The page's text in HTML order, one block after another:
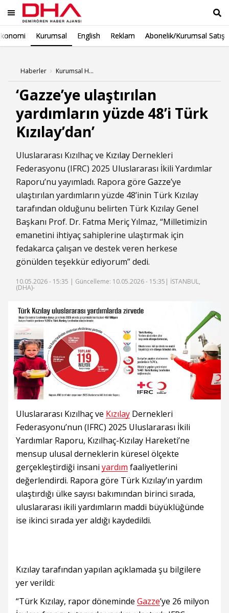
Kurumsal English Reklam Abonelik/Kurumsal Satış
Haberler Kurumsal Haberleri
‘Gazze’ye ulaştırılan
yardımların yüzde 48’i Türk
Kızılay’dan’
Uluslararası Kızılhaç ve Kızılay Dernekleri
Federasyonu (IFRC) 2025 Uluslararası İkili Yardımlar
Raporu’nu yayımladı. Rapora göre Gazze’ye
ulaştırılan yardımların yüzde 48’inin Türk Kızılay
tarafından olduğunu belirten Türk Kızılay Genel
Başkanı Prof. Dr. Fatma Meriç Yılmaz, “Milletimizin
emanetini ihtiyaç sahiplerine ulaştırmak için
fedakarca çalışan ve destek veren herkese
gönülden teşekkür ediyorum” dedi.
10.05.2026 - 15:35 | Güncelleme: 10.05.2026 - 15:35 | İSTANBUL,
(DHA)-
Uluslararası Kızılhaç ve Kızılay Dernekleri
Federasyonu’nun (IFRC) 2025 Uluslararası İkili
Yardımlar Raporu, Kızılhaç-Kızılay Hareketi’ne
mensup ulusal derneklerin küresel ölçekte
gerçekleştirdiği insani yardım faaliyetlerini
değerlendirdi. Rapora göre Türk Kızılay’ın yardım
ulaştırdığı ülke sayısı bakımından birinci sırada,
uluslararası ikili yardımların maddi büyüklüğünde
ise ikinci sırada yer aldığı kaydedildi.
Kızılay tarafından yapılan açıklamada şu bilgilere
yer verildi:
“Türk Kızılay, rapor döneminde Gazze’ye 26 milyon